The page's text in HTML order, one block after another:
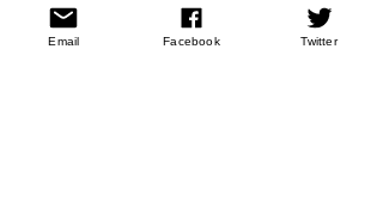
Copyright Underground Cinema 2026
Email Facebook Twitter